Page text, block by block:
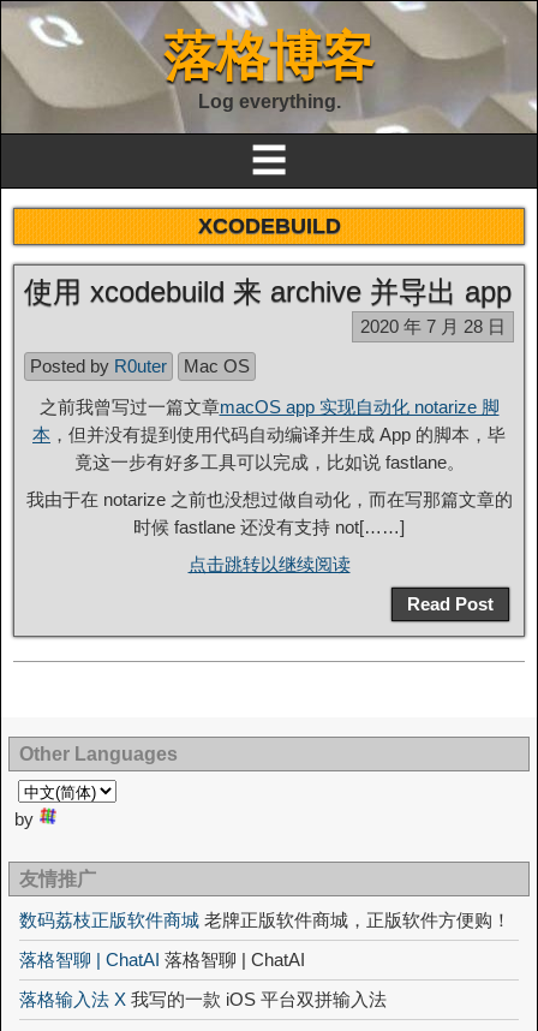
落格博客
Log everything.
☰
XCODEBUILD
使用 xcodebuild 来 archive 并导出 app
2020 年 7 月 28 日
Posted by R0uter
Mac OS
之前我曾写过一篇文章macOS app 实现自动化 notarize 脚
本 ，但并没有提到使用代码自动编译并生成 App 的脚本，毕
竟这一步有好多工具可以完成，比如说 fastlane。
我由于在 notarize 之前也没想过做自动化，而在写那篇文章的
时候 fastlane 还没有支持 not[……]
点击跳转以继续阅读
Read Post
Other Languages
by
友情推广
数码荔枝正版软件商城 老牌正版软件商城，正版软件方便购！
落格智聊 | ChatAI 落格智聊 | ChatAI
落格输入法 X 我写的一款 iOS 平台双拼输入法